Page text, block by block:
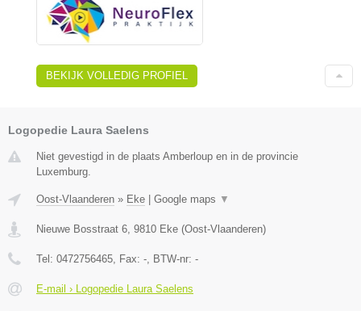
BEKIJK VOLLEDIG PROFIEL
Logopedie Laura Saelens
Niet gevestigd in de plaats Amberloup en in de provincie
Luxemburg.
Oost-Vlaanderen » Eke | Google maps ▼
Nieuwe Bosstraat 6 9810 Eke (Oost-Vlaanderen)
Tel: 0472756465 , Fax: - , BTW-nr: -
E-mail › Logopedie Laura Saelens